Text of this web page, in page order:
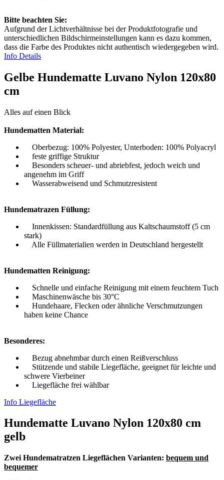
Bitte beachten Sie:
Aufgrund der Lichtverhältnisse bei der Produktfotografie und
unterschiedlichen Bildschirmeinstellungen kann es dazu kommen,
dass die Farbe des Produktes nicht authentisch wiedergegeben wird.
Info Details
Gelbe Hundematte Luvano Nylon 120x80
cm
Alles auf einen Blick
Hundematten Material:
Oberbezug: 100% Polyester, Unterboden: 100% Polyacryl
feste griffige Struktur
Besonders scheuer- und abriebfest, jedoch weich und
angenehm im Griff
Wasserabweisend und Schmutzresistent
Hundematrazen Füllung:
Innenkissen: Standardfüllung aus Kaltschaumstoff (5 cm
stark)
Alle Füllmaterialien werden in Deutschland hergestellt
Hundematten Reinigung:
Schnelle und einfache Reinigung mit einem feuchtem Tuch
Maschinenwäsche bis 30°C
Hundehaare, Flecken oder ähnliche Verschmutzungen
haben keine Chance
Besonderes:
Bezug abnehmbar durch einen Reißverschluss
Stützende und stabile Liegefläche, geeignet für leichte und
schwere Vierbeiner
Liegefläche frei wählbar
Info Liegefläche
Hundematte Luvano Nylon 120x80 cm
gelb
Zwei Hundematratzen Liegeflächen Varianten: bequem und
bequemer